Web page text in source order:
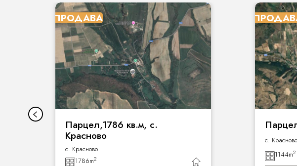
ПРОДАВА
Парцел,1786 кв.м, с.
Красново
с. Красново
1786m2
с. Красново
1144m2